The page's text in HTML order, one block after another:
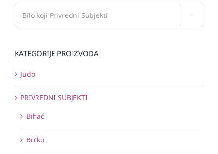
KATEGORIJE PROIZVODA
Judo
PRIVREDNI SUBJEKTI
Bihać
Brčko